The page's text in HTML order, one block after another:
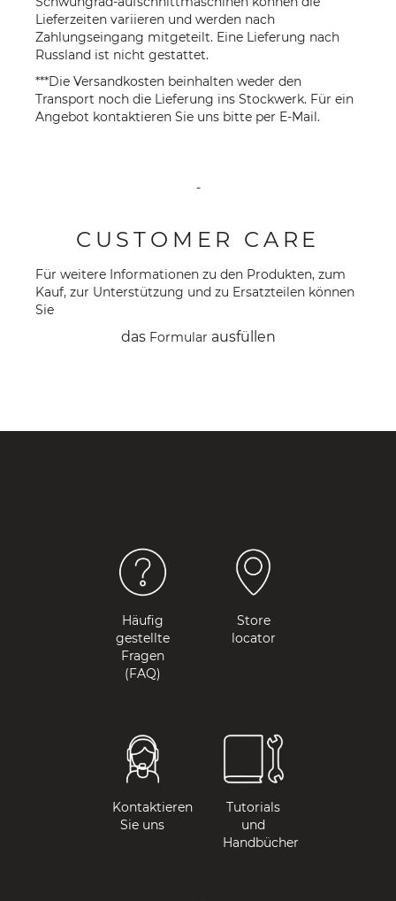
Lieferzeiten variieren und werden nach
Zahlungseingang mitgeteilt. Eine Lieferung nach
Russland ist nicht gestattet.
***Die Versandkosten beinhalten weder den
Transport noch die Lieferung ins Stockwerk. Für ein
Angebot kontaktieren Sie uns bitte per E-Mail .
-
CUSTOMER CARE
Für weitere Informationen zu den Produkten, zum
Kauf, zur Unterstützung und zu Ersatzteilen können
Sie
das Formular ausfüllen
Häufig
gestellte
Fragen
(FAQ)
Store
locator
Kontaktieren
Sie uns
Tutorials
und
Handbücher